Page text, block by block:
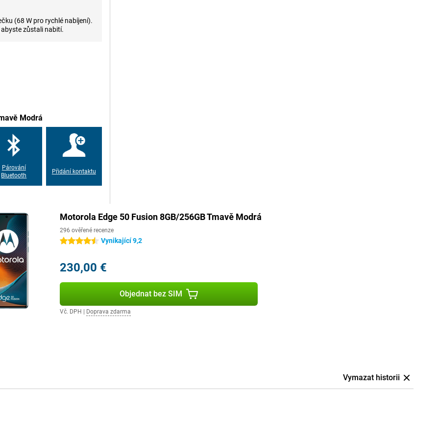
umožňuje například provádět
můžete od nynějška stahovat
optimalizovaném pro
automatikám se
vrstev bezpečnostních opatření,
rozpoznávání obličeje. Kromě
vytvořit tajnou složku
(68 W pro rychlé nabíjení).
abyste zůstali nabití.
Modrá
Párování
Bluetooth
Přidání kontaktu
Motorola Edge 50 Fusion 8GB/256GB Tmavě Modrá
296 ověřené recenze
4.5 hvězdičkyVynikající 9,2
230,00 €
Objednat bez SIM
Vč. DPH Doprava zdarma
Vymazat historii